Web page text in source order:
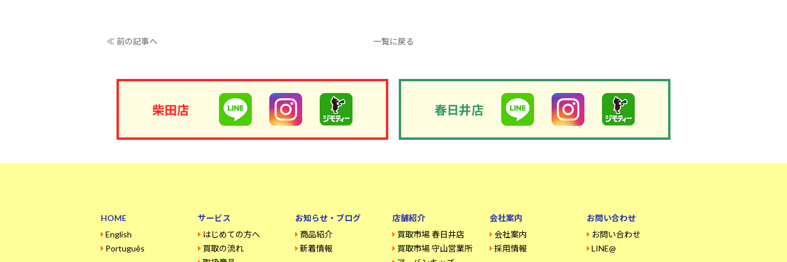
≪ 前の記事へ 一覧に戻る
柴田店 春日井店
HOME
English
Português
サービス
はじめての方へ
買取の流れ
お知らせ・ブログ
商品紹介
新着情報
店舗紹介
買取市場 春日井店
買取市場 守山営業所
会社案内
会社案内
採用情報
お問い合わせ
お問い合わせ
LINE@